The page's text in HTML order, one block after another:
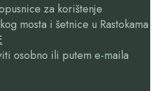
za korištenje
mosta i šetnice u Rastokama
osobno ili putem e-maila